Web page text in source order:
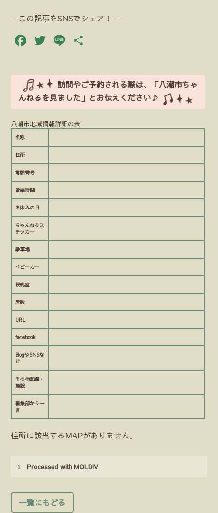
―この記事をSNSでシェア！―
Facebook
Twitter
Line
訪問やご予約される際は、「八潮市ちゃ
んねるを見ました」とお伝えください♪
八潮市地域情報詳細の表
名称
住所
電話番号
営業時間
お休みの日
ちゃんねるス
テッカー
駐車場
ベビーカー
授乳室
席数
URL
facebook
BlogやSNSな
ど
その他設備・
施設
編集部から一
言
住所に該当するMAPがありません。
Processed with MOLDIV
一覧にもどる